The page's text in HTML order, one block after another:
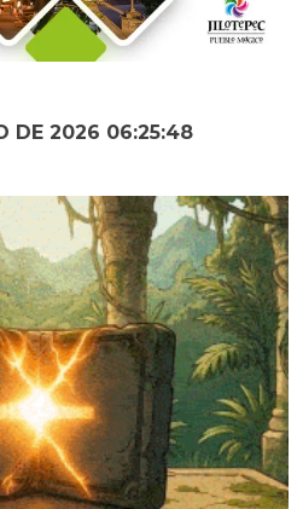
DE 2026 06:25:49